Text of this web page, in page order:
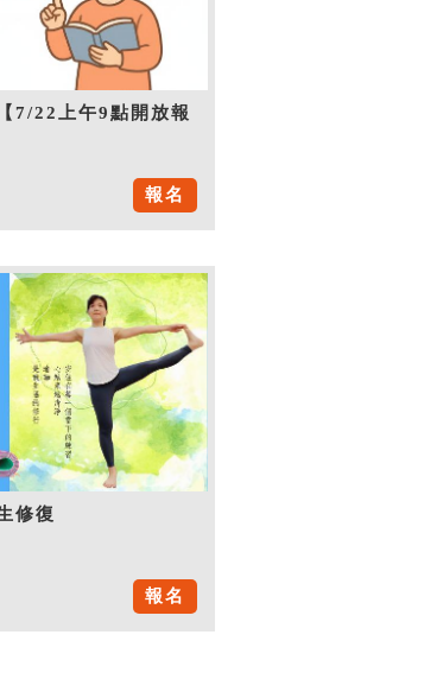
7/22上午9點開放報
報名
修復
報名